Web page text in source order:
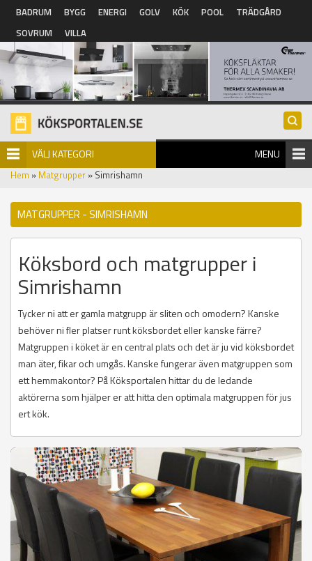
Hoppa till huvudinnehåll
BADRUM BYGG ENERGI GOLV KÖK POOL
TRÄDGÅRD
SOVRUM
VILLA
VÄLJ KATEGORI MENU
Hem » Matgrupper » Simrishamn
MATGRUPPER - SIMRISHAMN
Köksbord och matgrupper i
Simrishamn
Tycker ni att er gamla matgrupp är sliten och omodern? Kanske
behöver ni fler platser runt köksbordet eller kanske färre?
Matgruppen i köket är en central plats och det är ju vid köksbordet
man äter, fikar och umgås. Kanske fungerar även matgruppen som
ett hemmakontor? På Köksportalen hittar du de ledande
aktörerna som hjälper er att hitta den optimala matgruppen för jus
ert kök.